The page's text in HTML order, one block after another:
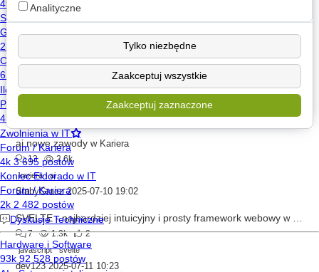
3
601
android
2025-07-10 14:00
Jakich narzędzi AI używacie?
obscurity 2025-07-10 15:15
ai nowe zawody w Kariera
13
2.6k
kariera
ai
SłabyGracz 2025-07-10 19:02
SVELTE - najbardziej intuicyjny i prosty framework webowy w
7 1.3k
2
javascript
svelte
dev123 2025-07-11 10:23
Analityczne
Tylko niezbędne
Zaakceptuj wszystkie
Zaakceptuj zaznaczone